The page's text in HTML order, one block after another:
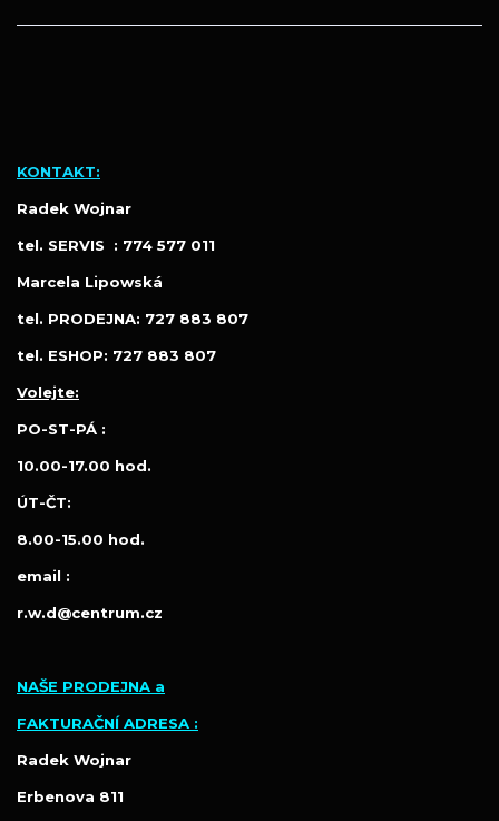
KONTAKT:
Radek Wojnar
tel. SERVIS : 774 577 011
Marcela Lipowská
tel. PRODEJNA: 727 883 807
tel. ESHOP: 727 883 807
Volejte:
PO-ST-PÁ :
10.00-17.00 hod.
ÚT-ČT:
8.00-15.00 hod.
email :
r.w.d@centrum.cz
NAŠE PRODEJNA a
FAKTURAČNÍ ADRESA :
Radek Wojnar
Erbenova 811